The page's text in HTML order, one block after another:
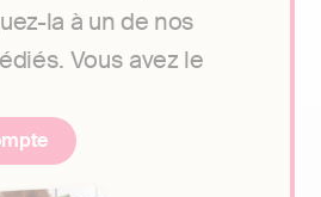
la à un de nos
Vous avez le